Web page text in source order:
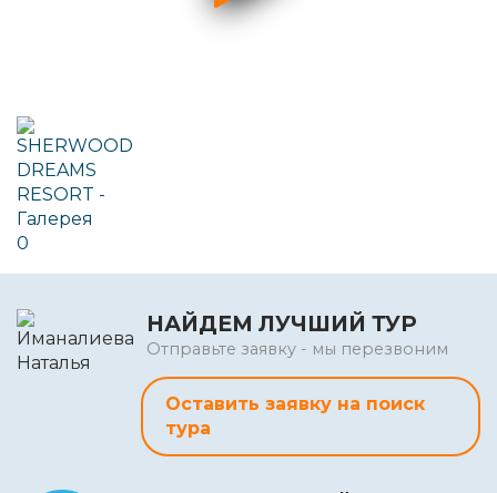
НАЙДЕМ ЛУЧШИЙ ТУР
Отправьте заявку - мы перезвоним
Оставить заявку на поиск
тура